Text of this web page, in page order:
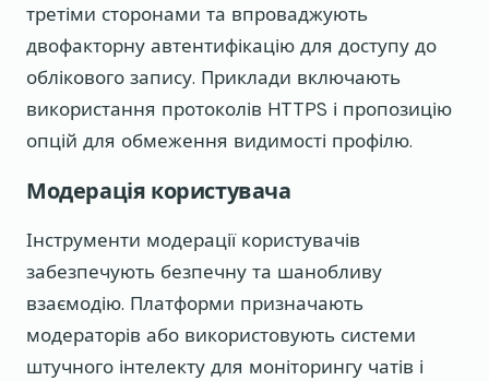
третіми сторонами та впроваджують
двофакторну автентифікацію для доступу до
облікового запису. Приклади включають
використання протоколів HTTPS і пропозицію
опцій для обмеження видимості профілю.
Модерація користувача
Інструменти модерації користувачів
забезпечують безпечну та шанобливу
взаємодію. Платформи призначають
модераторів або використовують системи
штучного інтелекту для моніторингу чатів і